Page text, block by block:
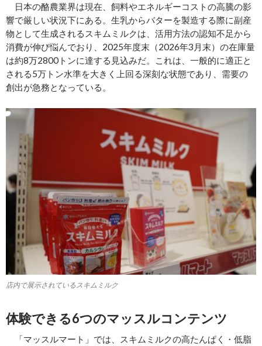
日本の酪農業界は現在、飼料やエネルギーコストの高騰の影
響で厳しい状況下にある。生乳からバターを製造する際に副産
物として生成されるスキムミルクは、活用方法の認知不足から
消費が伸び悩んでおり、2025年度末（2026年3月末）の在庫量
は約8万2800トンに達する見込みだ。これは、一般的に適正と
される5万トン水準を大きく上回る深刻な状態であり、需要の
創出が急務となっている。
店内で展示されているスキムミルク
体験できる6つのマッスルコンテンツ
「マッスルマート」では、スキムミルクの高たんぱく・低脂